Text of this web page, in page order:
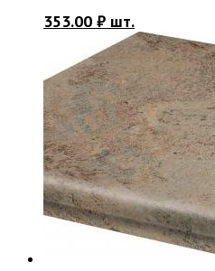
353.00 ₽ шт.